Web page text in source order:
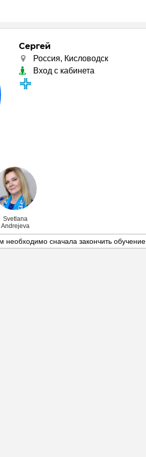
Сергей
Россия, Кисловодск
Вход с кабинета
Svetlana
Andrejeva
необходимо сначала закончить обучение